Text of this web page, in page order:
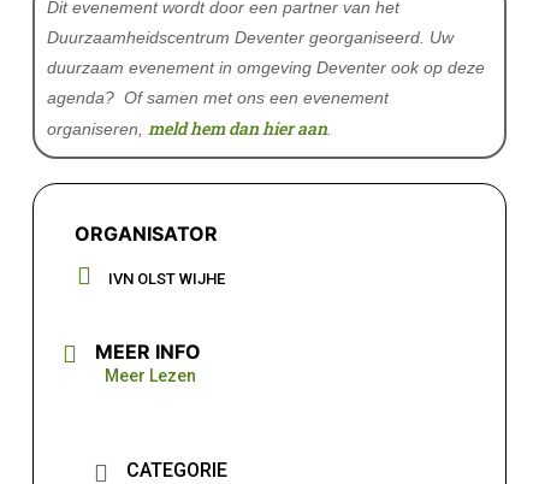
ORGANISATOR
IVN OLST WIJHE
MEER INFO
Meer Lezen
CATEGORIE
Dit evenement wordt door een partner van het
Duurzaamheidscentrum Deventer georganiseerd. Uw
duurzaam evenement in omgeving Deventer ook op deze
agenda? Of samen met ons een evenement
organiseren, meld hem dan hier aan.